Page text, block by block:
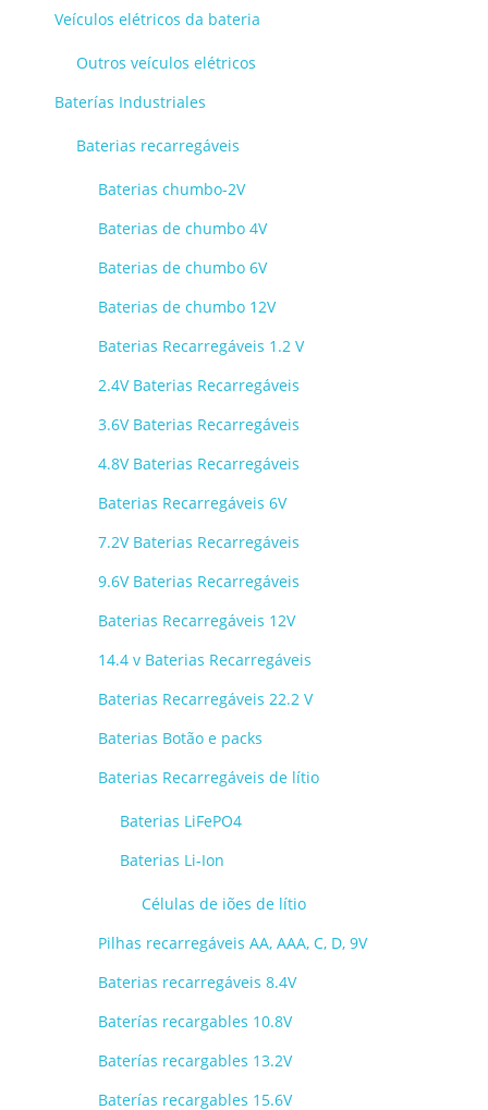
Veículos elétricos da bateria
Outros veículos elétricos
Baterías Industriales
Baterias recarregáveis
Baterias chumbo-2V
Baterias de chumbo 4V
Baterias de chumbo 6V
Baterias de chumbo 12V
Baterias Recarregáveis 1.2 V
2.4V Baterias Recarregáveis
3.6V Baterias Recarregáveis
4.8V Baterias Recarregáveis
Baterias Recarregáveis 6V
7.2V Baterias Recarregáveis
9.6V Baterias Recarregáveis
Baterias Recarregáveis 12V
14.4 v Baterias Recarregáveis
Baterias Recarregáveis 22.2 V
Baterias Botão e packs
Baterias Recarregáveis de lítio
Baterias LiFePO4
Baterias Li-Ion
Células de iões de lítio
Pilhas recarregáveis AA, AAA, C, D, 9V
Baterias recarregáveis 8.4V
Baterías recargables 10.8V
Baterías recargables 13.2V
Baterías recargables 15.6V